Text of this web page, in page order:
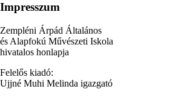
Impresszum
Zempléni Árpád Általános
és Alapfokú Művészeti Iskola
hivatalos honlapja
Felelős kiadó:
Ujjné Muhi Melinda igazgató